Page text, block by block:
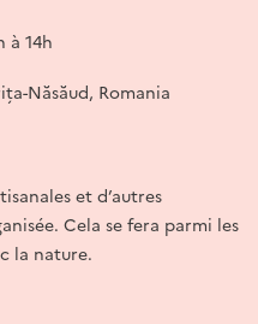
à 14h
Năsăud, Romania
et d’autres
Cela se fera parmi les
la nature.